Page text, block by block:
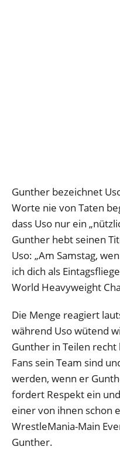
Gunther bezeichnet
Worte nie von Taten
dass Uso nur ein
Gunther hebt seinen
Uso: „Am Samstag,
ich dich als
World Heavyweight
Die Menge reagiert
während Uso wütend
Gunther in Teilen
Fans sein Team sind
werden, wenn er
fordert Respekt ein
einer von ihnen schon
WrestleMania-Main
Gunther.